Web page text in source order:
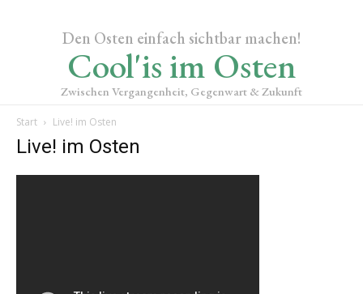
Den Osten einfach sichtbar machen!
Cool'is im Osten
Zwischen Vergangenheit, Gegenwart & Zukunft
Start Live! im Osten
Live! im Osten